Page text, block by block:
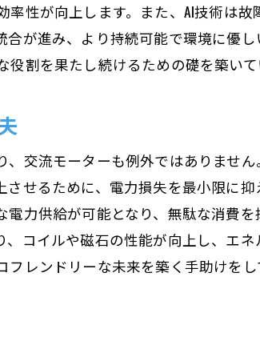
性が向上します。また、AI技術は
が進み、より持続可能で環境に優
割を果たし続けるための礎を築いて
交流モーターも例外ではありませ
せるために、電力損失を最小限に
力供給が可能となり、無駄な消費
コイルや磁石の性能が向上し、エ
レンドリーな未来を築く手助けをし